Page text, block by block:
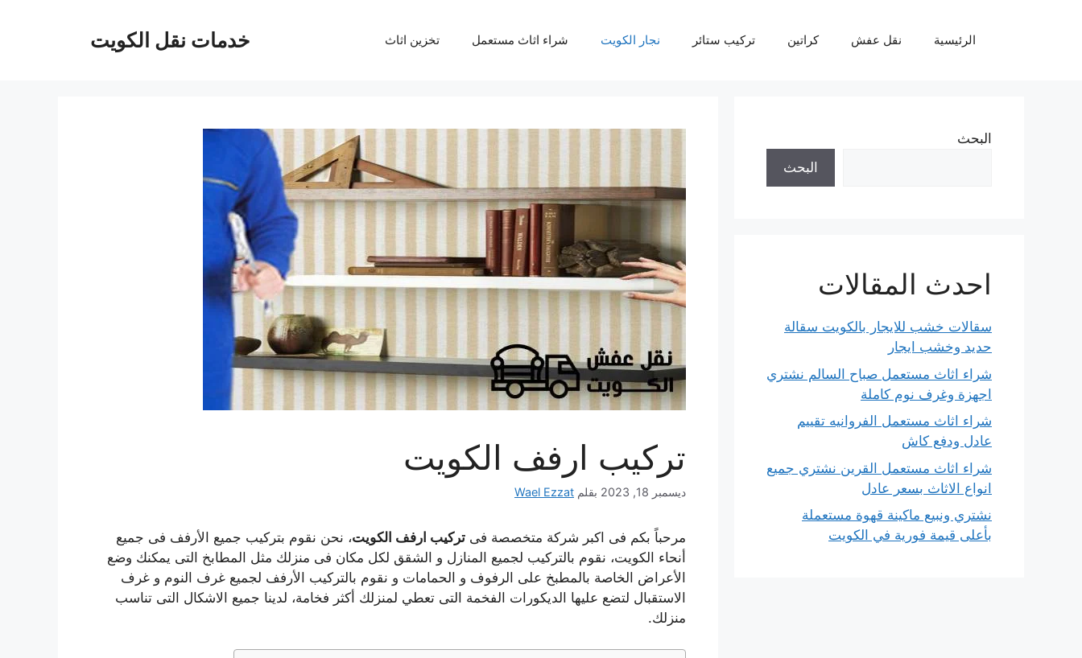
خدمات نقل الكويت الرئيسية نقل عفش كراتين تركيب ستائر نجار الكويت شراء اثاث مستعمل تخزين اثاث
تركيب ارفف الكويت
ديسمبر 18, 2023 بقلم Wael Ezzat
مرحباً بكم فى اكبر شركة متخصصة فى تركيب ارفف الكويت، نحن نقوم بتركيب جميع الأرفف فى جميع
أنحاء الكويت، نقوم بالتركيب لجميع المنازل و الشقق لكل مكان فى منزلك مثل المطابخ التى يمكنك وضع
الأعراض الخاصة بالمطبخ على الرفوف و الحمامات و نقوم بالتركيب الأرفف لجميع غرف النوم و غرف
الاستقبال لتضع عليها الديكورات الفخمة التى تعطي لمنزلك أكثر فخامة، لدينا جميع الاشكال التى تناسب
منزلك.
البحث
البحث
احدث المقالات
سقالات خشب للايجار بالكويت سقالة
حديد وخشب ايجار
شراء اثاث مستعمل صباح السالم نشتري
اجهزة وغرف نوم كاملة
شراء اثاث مستعمل الفروانيه تقييم
عادل ودفع كاش
شراء اثاث مستعمل القرين نشتري جميع
انواع الاثاث بسعر عادل
نشتري ونبيع ماكينة قهوة مستعملة
بأعلى قيمة فورية في الكويت